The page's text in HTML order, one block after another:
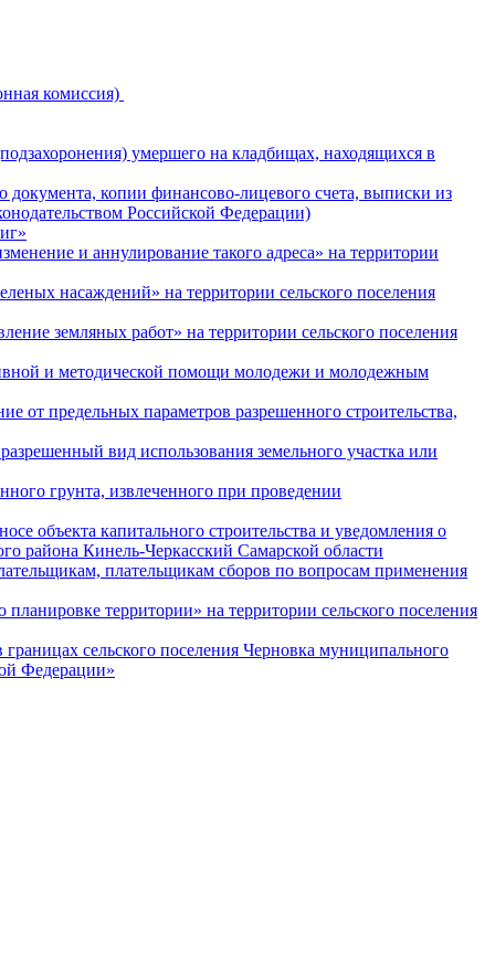
комиссия)
умершего на кладбищах, находящихся в
копии финансово-лицевого счета, выписки из
Российской Федерации)
и аннулирование такого адреса» на территории
насаждений» на территории сельского поселения
земляных работ» на территории сельского поселения
и методической помощи молодежи и молодежным
от предельных параметров разрешенного строительства,
вид использования земельного участка или
грунта, извлеченного при проведении
объекта капитального строительства и уведомления о
района Кинель-Черкасский Самарской области
плательщикам сборов по вопросам применения
территории» на территории сельского поселения
сельского поселения Черновка муниципального
Федерации»